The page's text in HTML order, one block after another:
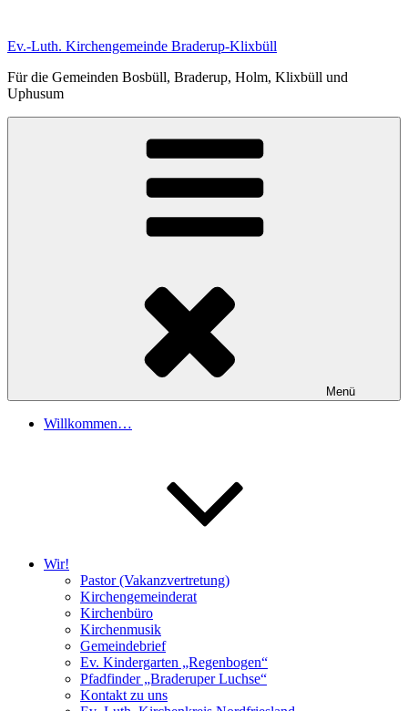
springen
Ev.-Luth. Kirchengemeinde Braderup-Klixbüll
Für die Gemeinden Bosbüll, Braderup, Holm, Klixbüll und
Uphusum
Menü
Willkommen…
Wir!
Pastor (Vakanzvertretung)
Kirchengemeinderat
Kirchenbüro
Kirchenmusik
Gemeindebrief
Ev. Kindergarten „Regenbogen“
Pfadfinder „Braderuper Luchse“
Kontakt zu uns